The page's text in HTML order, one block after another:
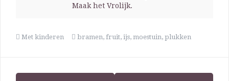
Maak het Vrolijk.
Met kinderen bramen, fruit, ijs, moestuin, plukken